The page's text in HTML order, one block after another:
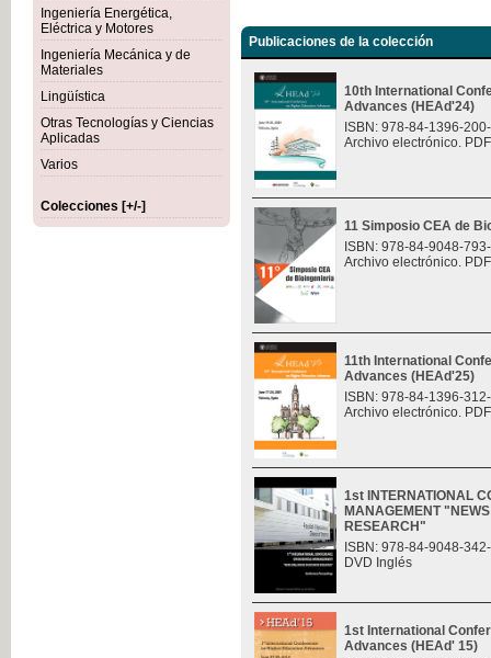
Ingeniería Energética,
Eléctrica y Motores
Ingeniería Mecánica y de
Materiales
Lingüística
Otras Tecnologías y Ciencias
Aplicadas
Varios
Colecciones [+/-]
Publicaciones de la colección
10th International
Advances (HEAd'24)
ISBN: 978-84-1396-
Archivo electrónico.
11 Simposio CEA de
ISBN: 978-84-9048-
Archivo electrónico.
11th International
Advances (HEAd'25)
ISBN: 978-84-1396-
Archivo electrónico.
1st INTERNATIONAL
MANAGEMENT
RESEARCH"
ISBN: 978-84-9048-
DVD Inglés
1st International
Advances (HEAd' 15)